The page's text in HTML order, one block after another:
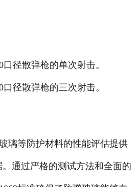
口径散弹枪的单次射击。
径散弹枪的三次射击。
璃等防护材料的性能评估提供
通过严格的测试方法和全面的